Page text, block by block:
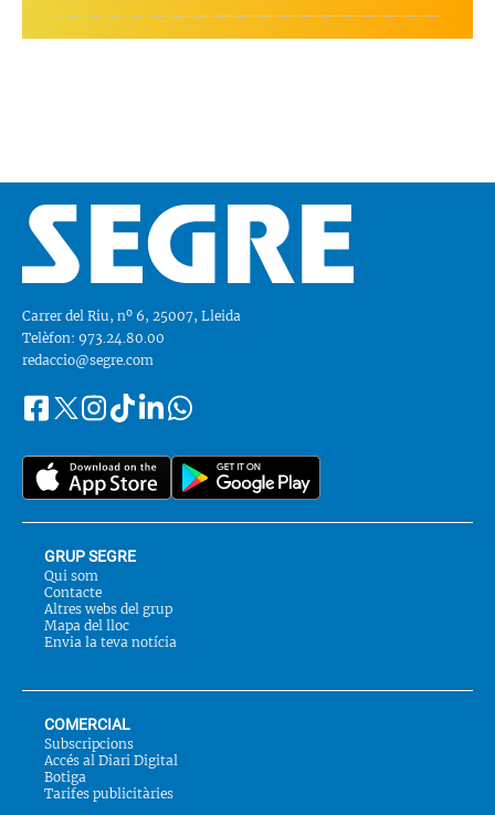
Carrer del Riu, nº 6, 25007, Lleida
Telèfon: 973.24.80.00
redaccio@segre.com
Segueix-
a::
FacebookInstagram
TiktokLinkedinWhatsapp
GRUP SEGRE
Qui som
Contacte
Altres webs del grup
Mapa del lloc
Envia la teva notícia
COMERCIAL
Subscripcions
Accés al Diari Digital
Botiga
Tarifes publicitàries